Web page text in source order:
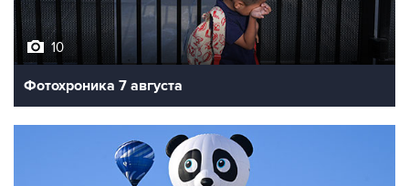
10
Фотохроника 7 августа